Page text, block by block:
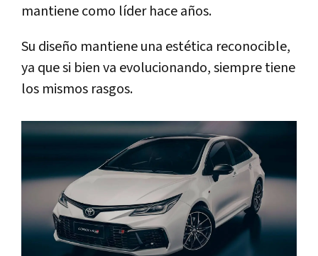
mantiene como líder hace años.
Su diseño mantiene una estética reconocible,
ya que si bien va evolucionando, siempre tiene
los mismos rasgos.